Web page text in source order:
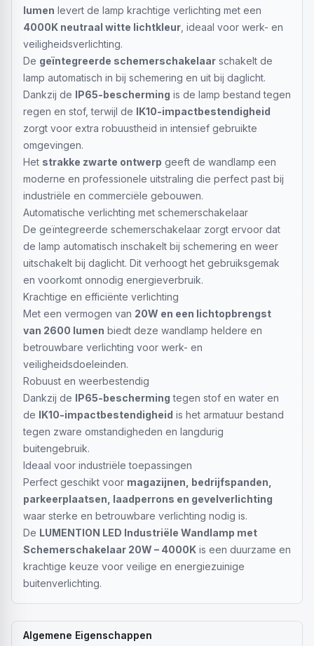
lumen levert de lamp krachtige verlichting met een
4000K neutraal witte lichtkleur , ideaal voor werk- en
veiligheidsverlichting.
De geïntegreerde schemerschakelaar schakelt de
lamp automatisch in bij schemering en uit bij daglicht.
Dankzij de IP65-bescherming is de lamp bestand tegen
regen en stof, terwijl de IK10-impactbestendigheid
zorgt voor extra robuustheid in intensief gebruikte
omgevingen.
Het strakke zwarte ontwerp geeft de wandlamp een
moderne en professionele uitstraling die perfect past bij
industriële en commerciële gebouwen.
Automatische verlichting met schemerschakelaar
De geïntegreerde schemerschakelaar zorgt ervoor dat
de lamp automatisch inschakelt bij schemering en weer
uitschakelt bij daglicht. Dit verhoogt het gebruiksgemak
en voorkomt onnodig energieverbruik.
Krachtige en efficiënte verlichting
Met een vermogen van 20W en een lichtopbrengst
van 2600 lumen biedt deze wandlamp heldere en
betrouwbare verlichting voor werk- en
veiligheidsdoeleinden.
Robuust en weerbestendig
Dankzij de IP65-bescherming tegen stof en water en
de IK10-impactbestendigheid is het armatuur bestand
tegen zware omstandigheden en langdurig
buitengebruik.
Ideaal voor industriële toepassingen
Perfect geschikt voor magazijnen, bedrijfspanden,
parkeerplaatsen, laadperrons en gevelverlichting
waar sterke en betrouwbare verlichting nodig is.
De LUMENTION LED Industriële Wandlamp met
Schemerschakelaar 20W – 4000K is een duurzame en
krachtige keuze voor veilige en energiezuinige
buitenverlichting.
Algemene Eigenschappen